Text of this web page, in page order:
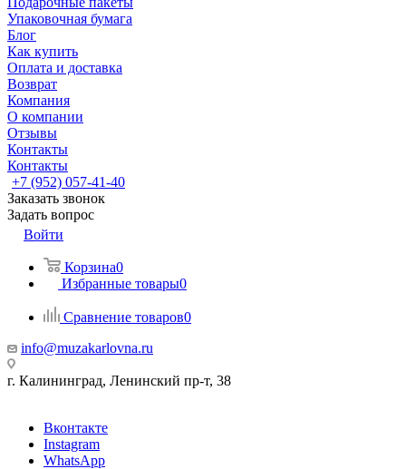
Упаковочная бумага
Блог
Как купить
Оплата и доставка
Возврат
Компания
О компании
Отзывы
Контакты
Контакты
+7 (952) 057-41-40
Заказать звонок
Задать вопрос
Войти
Корзина0
Избранные товары0
Сравнение товаров0
info@muzakarlovna.ru
г. Калининград, Ленинский пр-т, 38
Вконтакте
Instagram
WhatsApp